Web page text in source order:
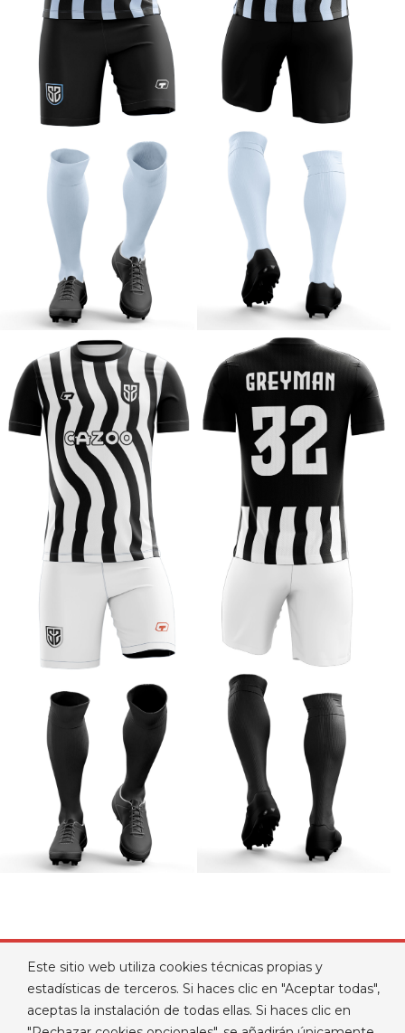
PRODUCTOS
Este sitio web utiliza cookies técnicas propias y
estadísticas de terceros. Si haces clic en "Aceptar todas",
aceptas la instalación de todas ellas. Si haces clic en